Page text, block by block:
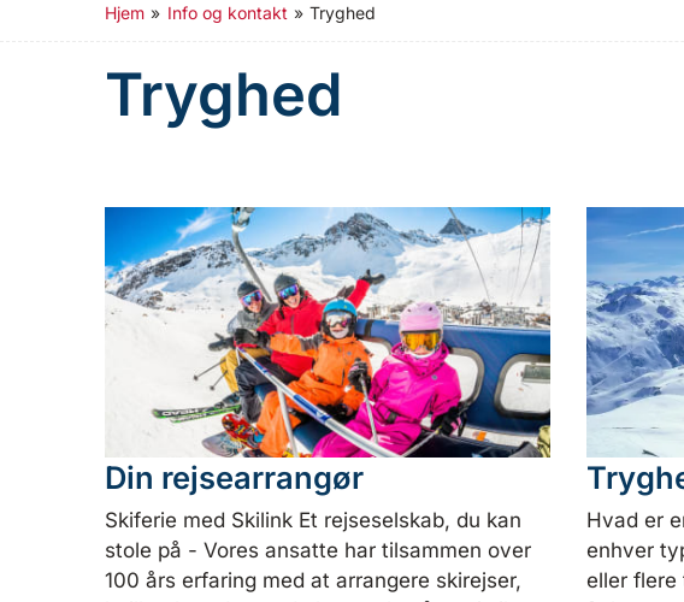
Hjem » Info og kontakt » Tryghed
Tryghed
Din rejsearrangør
Skiferie med Skilink Et rejseselskab, du kan
stole på - Vores ansatte har tilsammen over
100 års erfaring med at arrangere skirejser,
Hvad er
enhver
eller flere